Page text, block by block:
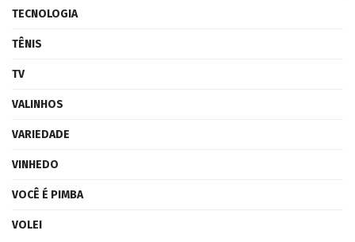
TECNOLOGIA
TÊNIS
TV
VALINHOS
VARIEDADE
VINHEDO
VOCÊ É PIMBA
VOLEI